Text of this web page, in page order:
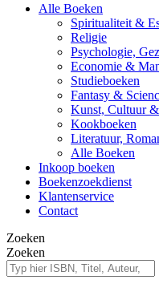
Alle Boeken
Spiritualiteit &
Religie
Psychologie,
Economie &
Studieboeken
Fantasy &
Kunst, Cultuur
Kookboeken
Literatuur,
Alle Boeken
Inkoop boeken
Boekenzoekdienst
Klantenservice
Contact
Zoeken
Zoeken